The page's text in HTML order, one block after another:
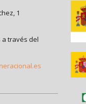
1
a través del